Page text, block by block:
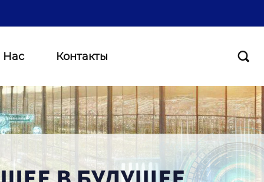
Нас Контакты 